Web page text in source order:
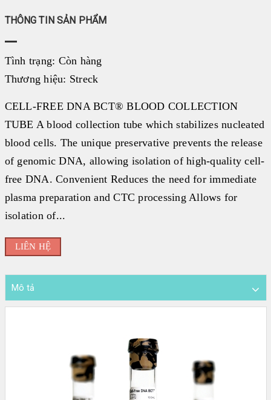
Đối tác
|
FUJIREBIO
FAN
|
STRECK
|
ERBALACHEMA
|
|
ARKRAY
THÔNG TIN SẢN PHẨM
Tình trạng: Còn hàng
Thương hiệu: Streck
CELL-FREE DNA BCT® BLOOD COLLECTION
TUBE A blood collection tube which stabilizes nucleated
blood cells. The unique preservative prevents the release
of genomic DNA, allowing isolation of high-quality cell-
free DNA. Convenient Reduces the need for immediate
plasma preparation and CTC processing Allows for
isolation of...
LIÊN HỆ
Mô tả